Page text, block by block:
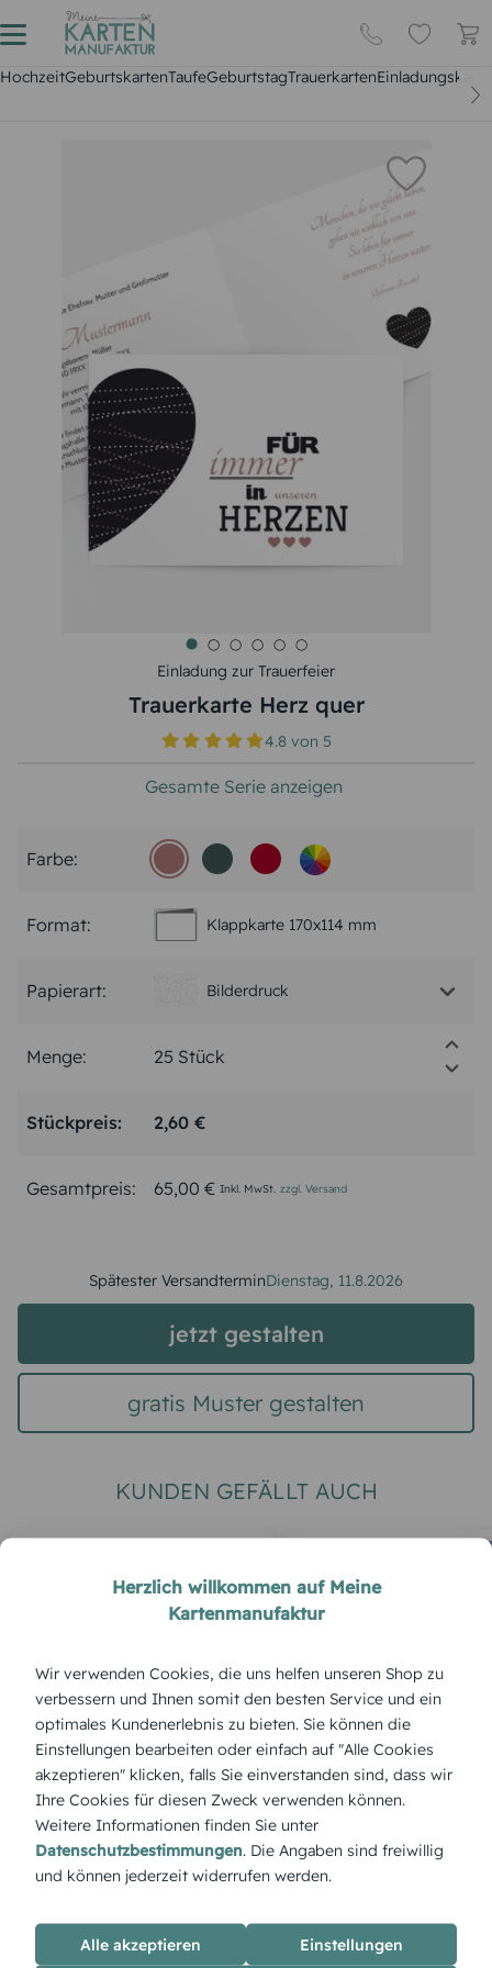
HochzeitGeburtskartenTaufeGeburtstagTrauerkarten
Einladung zur Trauerfeier
Trauerkarte Herz quer
4.8 von5
Gesamte Serie anzeigen
Farbe:
Format: Klappkarte 170x114 mm
Papierart: Bilderdruck
Menge:
Stückpreis: 2,60 €
Gesamtpreis: 65,00 € Inkl. MwSt. zzgl. Versand
Spätester VersandterminDienstag, 11.8.2026
jetzt gestalten
gratis Muster gestalten
KUNDEN GEFÄLLT AUCH
EINLADUNG ZUR
TRAUERFEIER
Trauerkarte Licht & Leben
Pusteblume
EINLADUNG ZUR
TRAUERFEIER
Trauerkarte Himmel
Produktbeschreibung
Herzlich willkommen auf Meine
Kartenmanufaktur
Wir verwenden Cookies, die uns helfen unseren Shop zu
verbessern und Ihnen somit den besten Service und ein
optimales Kundenerlebnis zu bieten. Sie können die
Einstellungen bearbeiten oder einfach auf "Alle Cookies
akzeptieren" klicken, falls Sie einverstanden sind, dass wir
Ihre Cookies für diesen Zweck verwenden können.
Weitere Informationen finden Sie unter
Datenschutzbestimmungen. Die Angaben sind freiwillig
und können jederzeit widerrufen werden.
Alle akzeptieren Einstellungen